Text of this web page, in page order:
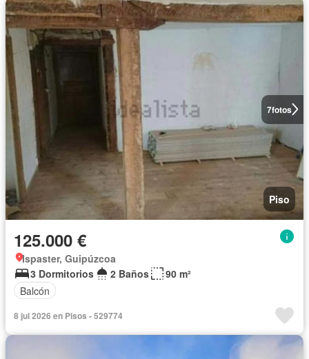
7fotos
Piso
125.000 €
Ispaster, Guipúzcoa
3 Dormitorios
2 Baños
90 m²
Balcón
8 jul 2026 en Pisos - 529774